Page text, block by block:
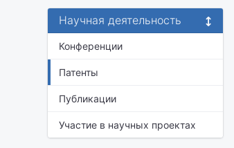
Научная деятельность
Конференции
Патенты
Публикации
Участие в научных проектах